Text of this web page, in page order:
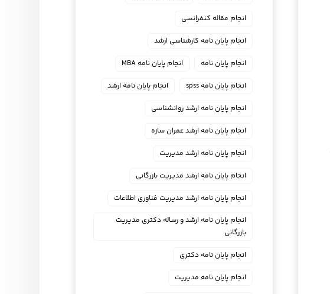
انجام مقاله کنفرانسی
انجام پايان نامه كارشناسي ارشد
انجام پایان نامه
انجام پایان نامه MBA
انجام پایان نامه spss
انجام پایان نامه ارشد
انجام پایان نامه ارشد روانشناسی
انجام پایان نامه ارشد عمران سازه
انجام پایان نامه ارشد مدیریت
انجام پایان نامه ارشد مدیریت بازرگانی
انجام پایان نامه ارشد مدیریت فناوری اطلاعات
انجام پایان نامه ارشد و رساله دکتری مدیریت
بازرگانی
انجام پایان نامه دکتری
انجام پایان نامه مدیریت